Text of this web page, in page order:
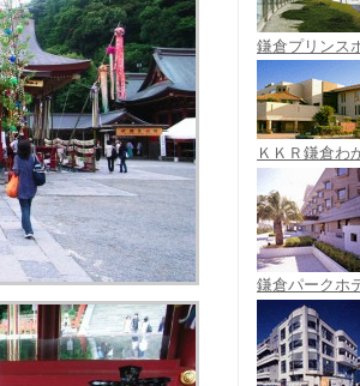
鎌倉プリンス
ＫＫＲ鎌倉わ
鎌倉パークホ